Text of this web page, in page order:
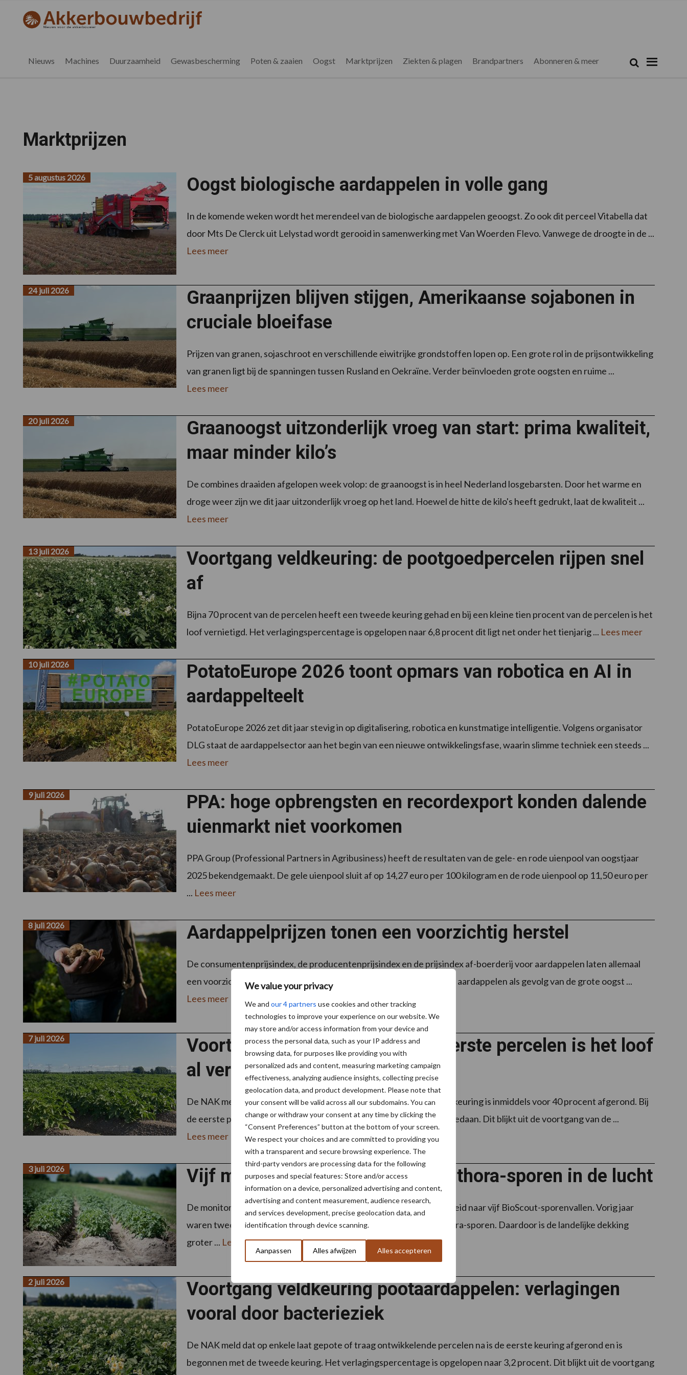
We value your privacy
We and our 4 partners use cookies and other tracking
technologies to improve your experience on our website. We
may store and/or access information from your device and
process the personal data, such as your IP address and
browsing data, for purposes like providing you with
personalized ads and content, measuring marketing campaign
effectiveness, analyzing audience insights, collecting precise
geolocation data, and product development. Please note that
your consent will be valid across all our subdomains. You can
change or withdraw your consent at any time by clicking the
“Consent Preferences” button at the bottom of your screen.
We respect your choices and are committed to providing you
with a transparent and secure browsing experience. The
third-party vendors are processing data for the following
purposes and special features: Store and/or access
information on a device, personalized advertising and content,
advertising and content measurement, audience research,
and services development, precise geolocation data, and
identification through device scanning.
Aanpassen Alles afwijzen Alles accepteren
hoofdnavigatie
voettekst
akkerbouwbedrijf.nl
Nieuws Machines Duurzaamheid Gewasbescherming Poten & zaaien Oogst Marktprijzen Ziekten & plagen Brandpartners Abonneren & meer Zoek
Marktprijzen
Oogst biologische aardappelen in volle gang
5 augustus 2026
In de komende weken wordt het merendeel van de biologische aardappelen geoogst. Zo ook dit perceel Vitabella dat
door Mts De Clerck uit Lelystad wordt gerooid in samenwerking met Van Woerden Flevo. Vanwege de droogte in de ...
Lees meer
Graanprijzen blijven stijgen, Amerikaanse sojabonen in
cruciale bloeifase
24 juli 2026
Prijzen van granen, sojaschroot en verschillende eiwitrijke grondstoffen lopen op. Een grote rol in de prijsontwikkeling
van granen ligt bij de spanningen tussen Rusland en Oekraïne. Verder beïnvloeden grote oogsten en ruime ...
Lees meer
Graanoogst uitzonderlijk vroeg van start: prima kwaliteit,
maar minder kilo’s
20 juli 2026
De combines draaiden afgelopen week volop: de graanoogst is in heel Nederland losgebarsten. Door het warme en
droge weer zijn we dit jaar uitzonderlijk vroeg op het land. Hoewel de hitte de kilo's heeft gedrukt, laat de kwaliteit ...
Lees meer
Voortgang veldkeuring: de pootgoedpercelen rijpen snel
af
13 juli 2026
Bijna 70 procent van de percelen heeft een tweede keuring gehad en bij een kleine tien procent van de percelen is het
loof vernietigd. Het verlagingspercentage is opgelopen naar 6,8 procent dit ligt net onder het tienjarig ... Lees meer
PotatoEurope 2026 toont opmars van robotica en AI in
aardappelteelt
10 juli 2026
PotatoEurope 2026 zet dit jaar stevig in op digitalisering, robotica en kunstmatige intelligentie. Volgens organisator
DLG staat de aardappelsector aan het begin van een nieuwe ontwikkelingsfase, waarin slimme techniek een steeds ...
Lees meer
PPA: hoge opbrengsten en recordexport konden dalende
uienmarkt niet voorkomen
9 juli 2026
PPA Group (Professional Partners in Agribusiness) heeft de resultaten van de gele- en rode uienpool van oogstjaar
2025 bekendgemaakt. De gele uienpool sluit af op 14,27 euro per 100 kilogram en de rode uienpool op 11,50 euro per
... Lees meer
Aardappelprijzen tonen een voorzichtig herstel
8 juli 2026
De consumentenprijsindex, de producentenprijsindex en de prijsindex af-boerderij voor aardappelen laten allemaal
een voorzichtig herstel zien. De markt was door het overaanbod van aardappelen als gevolg van de grote oogst ...
Lees meer
Voortgang veldkeuring: van de eerste percelen is het loof
al vernietigd
7 juli 2026
De NAK meld dat de veldkeuring voorspoedig verloopt. De tweede keuring is inmiddels voor 40 procent afgerond. Bij
de eerste percelen is het loof al vernietigd of wordt dit binnenkort gedaan. Dit blijkt uit de voortgang van de ...
Lees meer
Vijf meetlocaties volgen Phytophthora-sporen in de lucht
3 juli 2026
De monitoring van Phytophthora is in het teeltseizoen 2026 uitgebreid naar vijf BioScout-sporenvallen. Vorig jaar
waren twee meetpunten actief voor het signaleren van Phytophthora-sporen. Daardoor is de landelijke dekking
groter ... Lees meer
Voortgang veldkeuring pootaardappelen: verlagingen
vooral door bacterieziek
2 juli 2026
De NAK meld dat op enkele laat gepote of traag ontwikkelende percelen na is de eerste keuring afgerond en is
begonnen met de tweede keuring. Het verlagingspercentage is opgelopen naar 3,2 procent. Dit blijkt uit de voortgang